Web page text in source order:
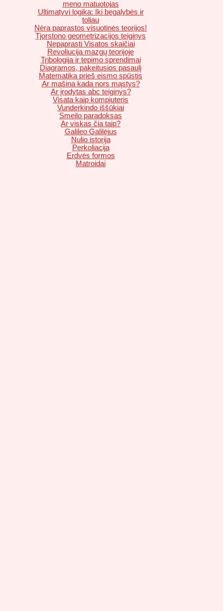
meno matuotojas
Ultimatyvi logika: Iki begalybės ir
toliau
Nėra paprastos visuotinės teorijos!
Tjorstono geometrizacijos teiginys
Nepaprasti Visatos skaičiai
Revoliucija mazgų teorijoje
Tribologija ir tepimo sprendimai
Diagramos, pakeitusios pasaulį
Matematika prieš eismo spūstis
Ar mašina kada nors mąstys?
Ar įrodytas abc teiginys?
Visata kaip kompiuteris
Vunderkindo iššūkiai
Smeilo paradoksas
Ar viskas čia taip?
Galileo Galilėjus
Nulio istorija
Perkoliacija
Erdvės formos
Matroidai